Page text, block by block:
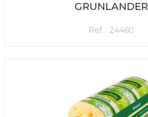
GRUNLANDER
Ref. : 24460